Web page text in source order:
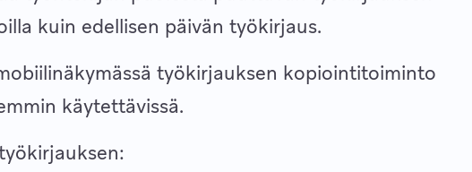
kuin edellisen päivän työkirjaus.
työkirjauksen kopiointitoiminto
käytettävissä.